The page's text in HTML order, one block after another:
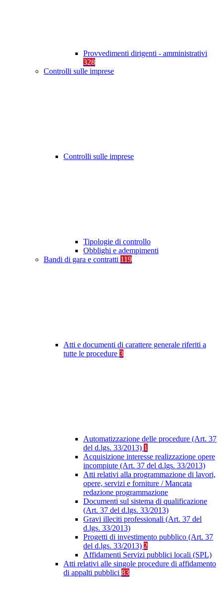
Provvedimenti dirigenti - amministrativi
328
Controlli sulle imprese
Controlli sulle imprese
Tipologie di controllo
Obblighi e adempimenti
Bandi di gara e contratti 119
Atti e documenti di carattere generale riferiti a
tutte le procedure 3
Automatizzazione delle procedure (Art. 37
del d.lgs. 33/2013) 1
Acquisizione interesse realizzazione opere
incompiute (Art. 37 del d.lgs. 33/2013)
Atti relativi alla programmazione di lavori,
opere, servizi e forniture / Mancata
redazione programmazione
Documenti sul sistema di qualificazione
(Art. 37 del d.lgs. 33/2013)
Gravi illeciti professionali (Art. 37 del
d.lgs. 33/2013)
Progetti di investimento pubblico (Art. 37
del d.lgs. 33/2013) 2
Affidamenti Servizi pubblici locali (SPL)
Atti relativi alle singole procedure di affidamento
di appalti pubblici 83